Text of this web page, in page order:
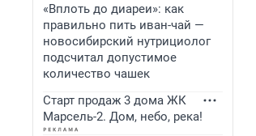
«Вплоть до диареи»: как
правильно пить иван-чай —
новосибирский нутрициолог
подсчитал допустимое
количество чашек
Старт продаж 3 дома ЖК
Марсель-2. Дом, небо, река!